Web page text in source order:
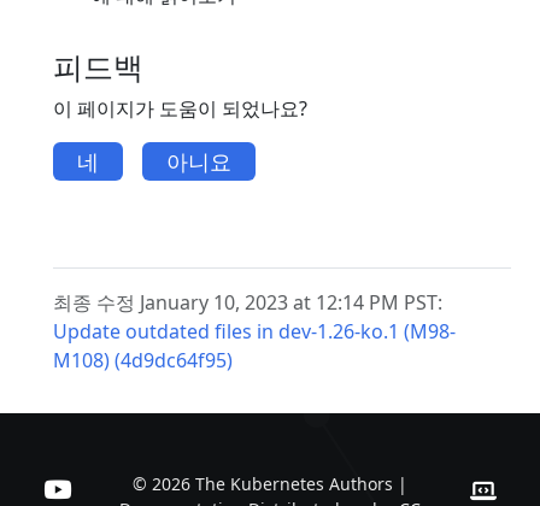
피드백
이 페이지가 도움이 되었나요?
네 아니요
최종 수정 January 10, 2023 at 12:14 PM PST:
Update outdated files in dev-1.26-ko.1 (M98-
M108) (4d9dc64f95)
© 2026 The Kubernetes Authors |